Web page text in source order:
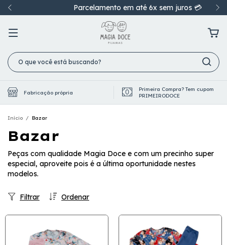
Parcelamento em até 6x sem juros 💳
Fabricação própria
Primeira Compra? Tem cupom
PRIMEIRODOCE
Início / Bazar
Bazar
Peças com qualidade Magia Doce e com um precinho super
especial, aproveite pois é a última oportunidade nestes
modelos.
Ordenar
Filtrar